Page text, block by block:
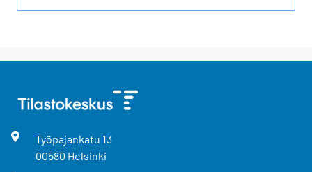
Työpajankatu 13
00580 Helsinki